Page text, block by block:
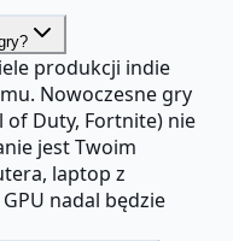
produkcji indie
Nowoczesne gry
of Duty, Fortnite) nie
jest Twoim
laptop z
nadal będzie